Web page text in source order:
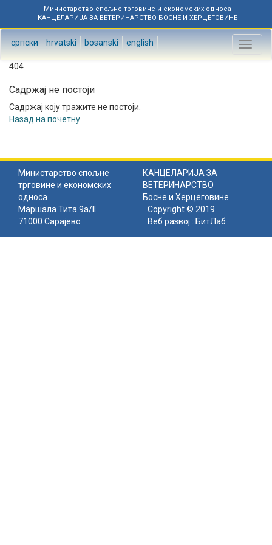
Министарство спољне трговине и економских односа
КАНЦЕЛАРИЈА ЗА ВЕТЕРИНАРСТВО БОСНЕ И ХЕРЦЕГОВИНЕ
српски hrvatski bosanski english
Toggle
404
Садржај не постоји
Садржај коју тражите не постоји.
Назад на почетну
Министарство спољне
трговине и економских
односа
КАНЦЕЛАРИЈА ЗА
ВЕТЕРИНАРСТВО
Босне и Херцеговине
Маршала Тита 9а/II
71000 Сарајево
Copyright © 2019
Веб развој : БитЛаб